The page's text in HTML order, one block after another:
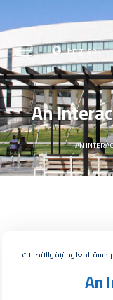
English
An
AN
المعلوماتية والاتصالات
An